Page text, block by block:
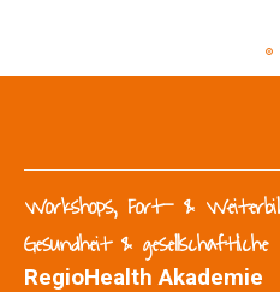
Workshops, Fort- &
Gesundheit &
RegioHealth Akademie